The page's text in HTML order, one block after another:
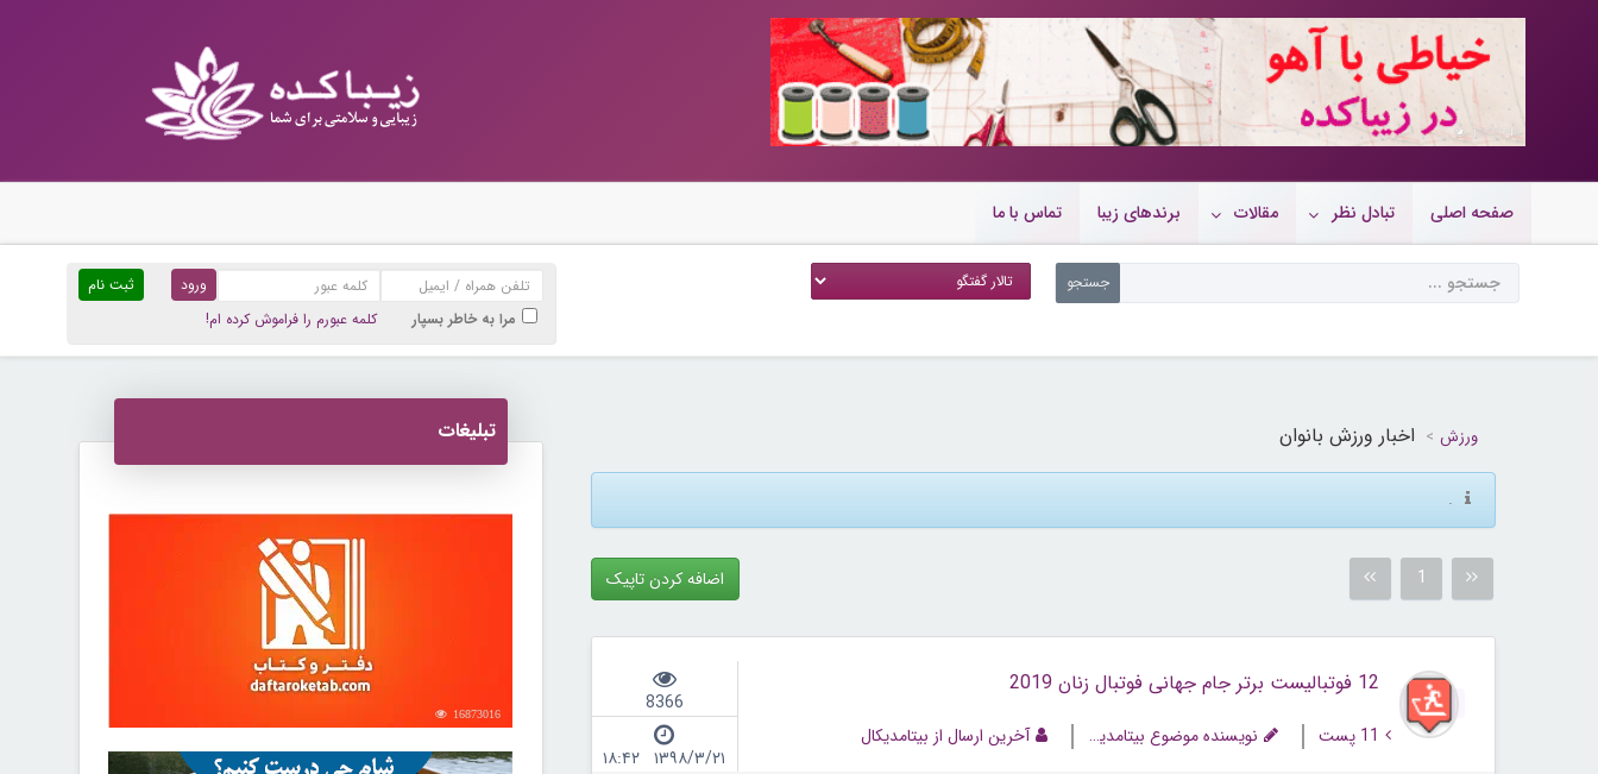
10722746
صفحه اصلی تبادل نظر مقالات برندهای زیبا تماس با ما
ثبت نام
مرا به خاطر بسپار
کلمه عبورم را فراموش کرده ام!
ورزش اخبار ورزش بانوان
.
1 اضافه کردن تاپیک
12 فوتبالیست برتر جام جهانی فوتبال زنان 2019
11 پست نویسنده موضوع بیتامدیکال آخرین ارسال از بیتامدیکال
8366
۱۳۹۸/۳/۲۱ ۱۸:۴۲
تبلیغات
16873016